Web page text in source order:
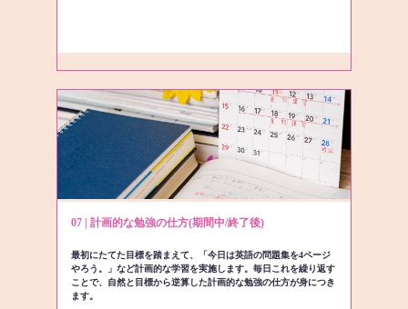
07 | 計画的な勉強の仕方(期間中/終了後)
最初にたてた目標を踏まえて、「今日は英語の問題集を4ページ
やろう。」など計画的な学習を実施します。毎日これを繰り返す
ことで、自然と目標から逆算した計画的な勉強の仕方が身につき
ます。